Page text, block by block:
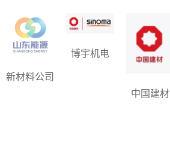
定，而是找到改进方向的第一步。自我
超越，是补齐短板、拓宽能力边界的阶
梯。培训梳理出企业发展完整逻辑：市
场、产品、技术、人才、学习力环环相
扣，人才的核心根基就是持续提升的学
习速度，齐翔腾达好，我们好我们好，
齐翔腾达更好的理念，让我读懂个人成
新材料公司
博宇机电
中国建材